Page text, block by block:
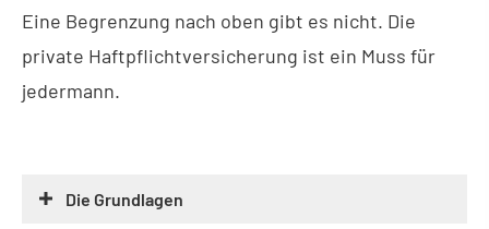
Eine Begrenzung nach oben gibt es nicht. Die
private Haft­pflichtversicherung ist ein Muss für
jedermann.
Die Grundlagen